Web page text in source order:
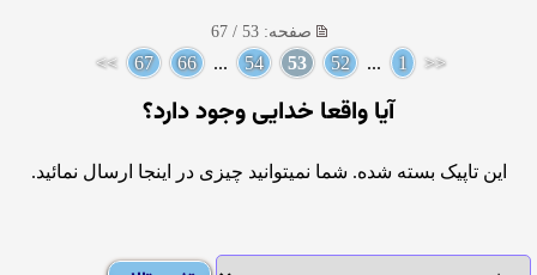
صفحه: 53 / 67
<<
1
...
52
53
54
...
66
67
>>
آيا واقعا خدايى وجود دارد؟
این تاپیک بسته شده. شما نمیتوانید چیزی در اینجا ارسال نمائید.